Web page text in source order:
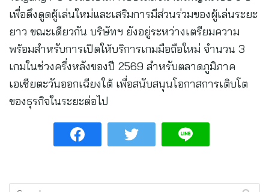
เพื่อดึงดูดผู้เล่นใหม่และเสริมการมีส่วนร่วมของผู้เล่นระยะ
ยาว ขณะเดียวกัน บริษัทฯ ยังอยู่ระหว่างเตรียมความ
พร้อมสำหรับการเปิดให้บริการเกมมือถือใหม่ จำนวน 3
เกมในช่วงครึ่งหลังของปี 2569 สำหรับตลาดภูมิภาค
เอเชียตะวันออกเฉียงใต้ เพื่อสนับสนุนโอกาสการเติบโต
ของธุรกิจในระยะต่อไป